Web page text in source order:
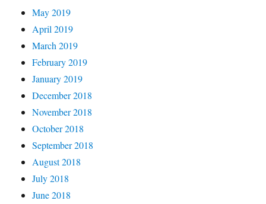
May 2019
April 2019
March 2019
February 2019
January 2019
December 2018
November 2018
October 2018
September 2018
August 2018
July 2018
June 2018